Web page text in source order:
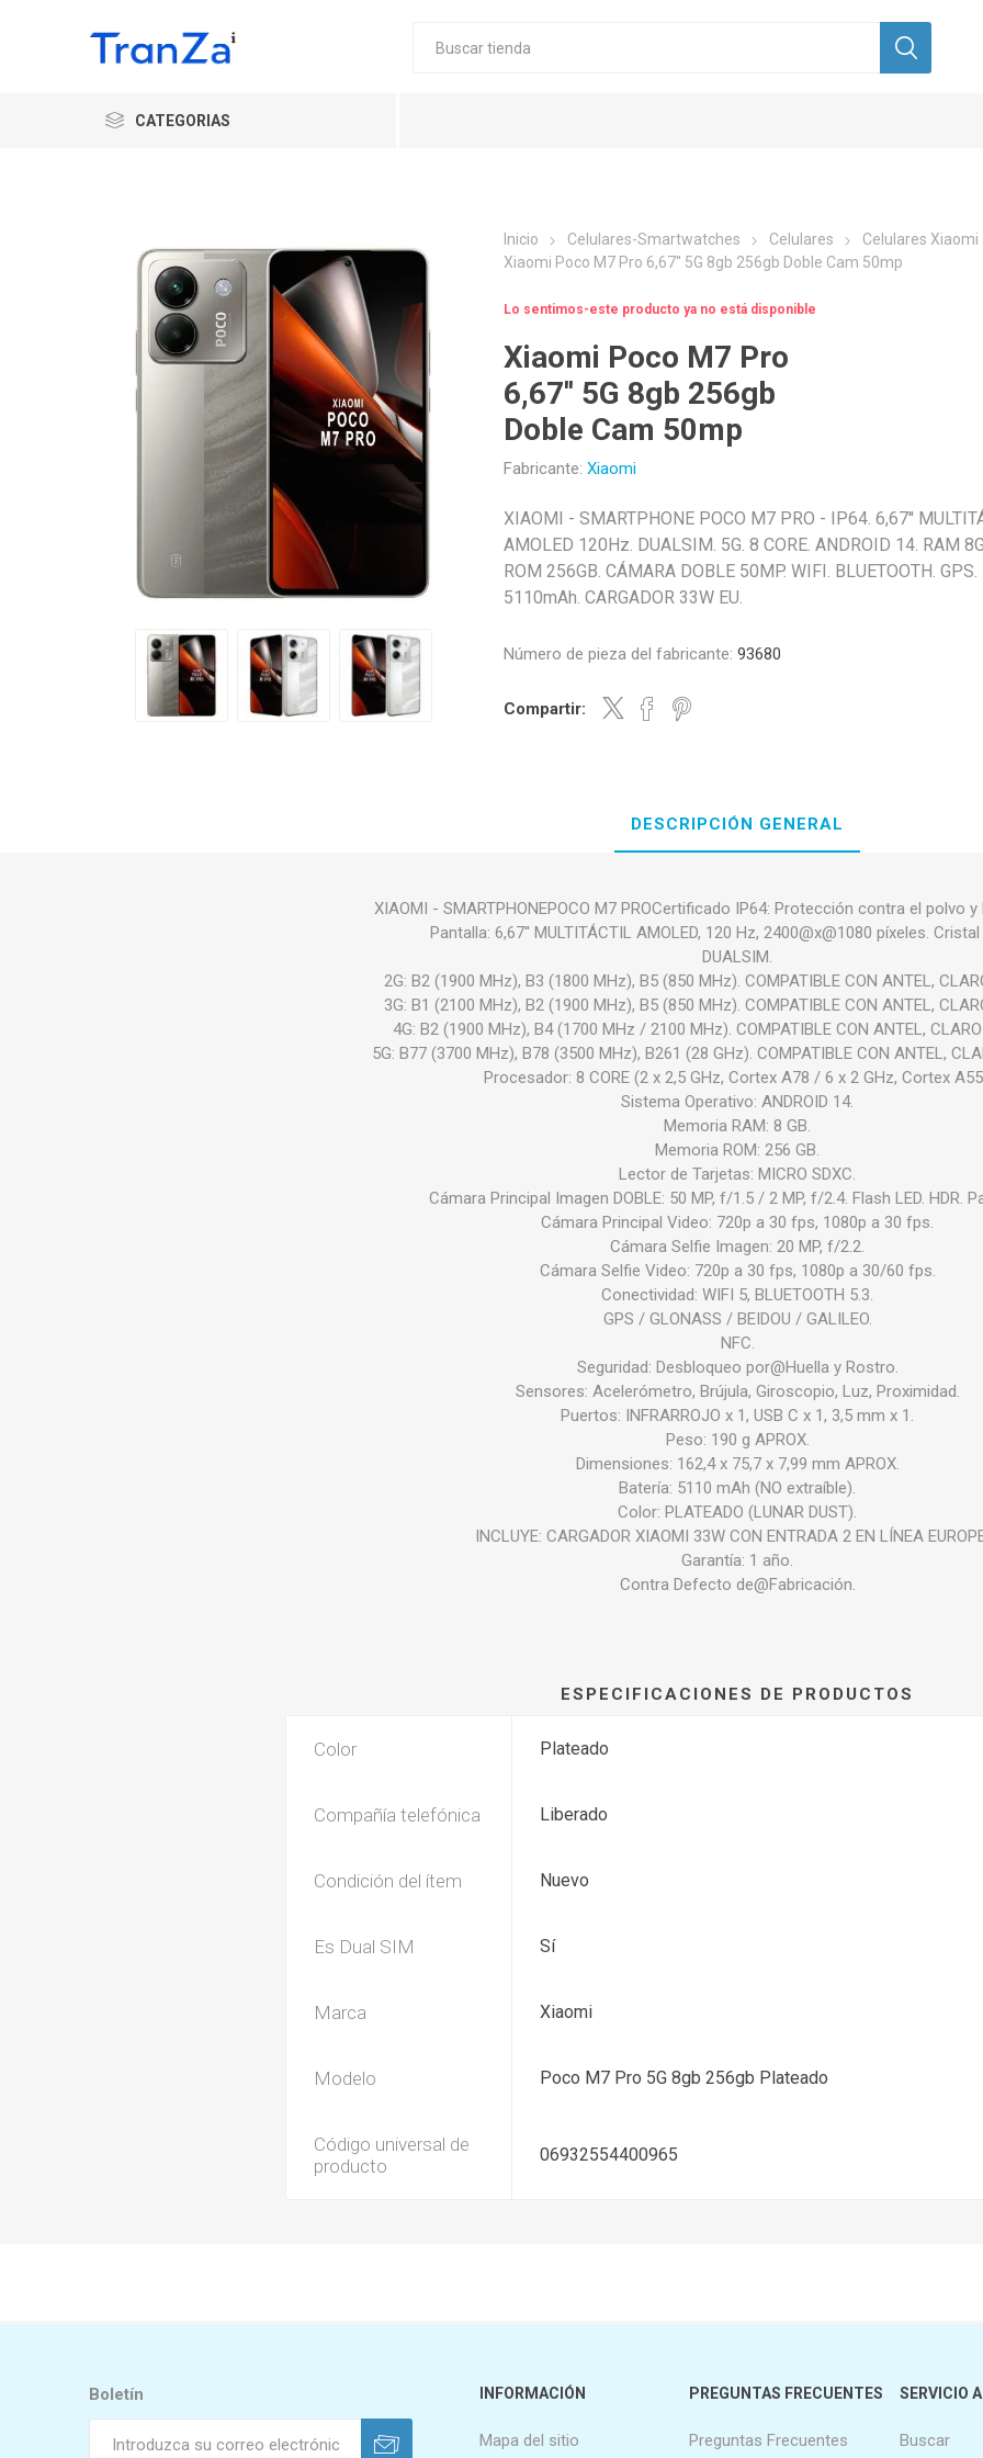
CATEGORIAS
Inicio Celulares-Smartwatches Celulares
Celulares Xiaomi
Xiaomi Poco M7 Pro 6,67'' 5G 8gb 256gb Doble Cam 50mp
Lo sentimos-este producto ya no está disponible
Xiaomi Poco M7 Pro
6,67'' 5G 8gb 256gb
Doble Cam 50mp
Fabricante: Xiaomi
XIAOMI - SMARTPHONE POCO M7 PRO - IP64. 6,67''
AMOLED 120Hz. DUALSIM. 5G. 8 CORE. ANDROID 14. RAM
ROM 256GB. CÁMARA DOBLE 50MP. WIFI. BLUETOOTH. GPS.
5110mAh. CARGADOR 33W EU.
Número de pieza del fabricante: 93680
Compartir:
DESCRIPCIÓN GENERAL
XIAOMI - SMARTPHONEPOCO M7 PROCertificado IP64: Protección contra el polvo
Pantalla: 6,67'' MULTITÁCTIL AMOLED, 120 Hz, 2400@x@1080 píxeles.
DUALSIM.
2G: B2 (1900 MHz), B3 (1800 MHz), B5 (850 MHz). COMPATIBLE CON ANTEL,
3G: B1 (2100 MHz), B2 (1900 MHz), B5 (850 MHz). COMPATIBLE CON ANTEL,
4G: B2 (1900 MHz), B4 (1700 MHz / 2100 MHz). COMPATIBLE CON ANTEL,
5G: B77 (3700 MHz), B78 (3500 MHz), B261 (28 GHz). COMPATIBLE CON ANTEL,
Procesador: 8 CORE (2 x 2,5 GHz, Cortex A78 / 6 x 2 GHz, Cortex
Sistema Operativo: ANDROID 14.
Memoria RAM: 8 GB.
Memoria ROM: 256 GB.
Lector de Tarjetas: MICRO SDXC.
Cámara Principal Imagen DOBLE: 50 MP, f/1.5 / 2 MP, f/2.4. Flash LED. HDR.
Cámara Principal Video: 720p a 30 fps, 1080p a 30 fps.
Cámara Selfie Imagen: 20 MP, f/2.2.
Cámara Selfie Video: 720p a 30 fps, 1080p a 30/60 fps.
Conectividad: WIFI 5, BLUETOOTH 5.3.
GPS / GLONASS / BEIDOU / GALILEO.
NFC.
Seguridad: Desbloqueo por@Huella y Rostro.
Sensores: Acelerómetro, Brújula, Giroscopio, Luz, Proximidad.
Puertos: INFRARROJO x 1, USB C x 1, 3,5 mm x 1.
Peso: 190 g APROX.
Dimensiones: 162,4 x 75,7 x 7,99 mm APROX.
Batería: 5110 mAh (NO extraíble).
Color: PLATEADO (LUNAR DUST).
INCLUYE: CARGADOR XIAOMI 33W CON ENTRADA 2 EN LÍNEA
Garantía: 1 año.
Contra Defecto de@Fabricación.
ESPECIFICACIONES DE PRODUCTOS
Color Plateado
Compañía telefónica Liberado
Condición del ítem Nuevo
Es Dual SIM Sí
Marca Xiaomi
Modelo Poco M7 Pro 5G 8gb 256gb Plateado
Código universal de
producto
06932554400965
Boletín INFORMACIÓN
Mapa del sitio
PREGUNTAS FRECUENTES
Preguntas Frecuentes
SERVICIO
Buscar